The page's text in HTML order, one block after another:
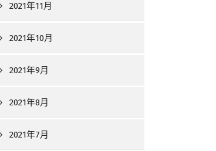
2021年11月
2021年10月
2021年9月
2021年8月
2021年7月